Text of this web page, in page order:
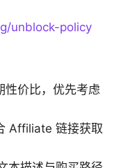
unblock-policy
性价比，优先考虑
Affiliate 链接获取